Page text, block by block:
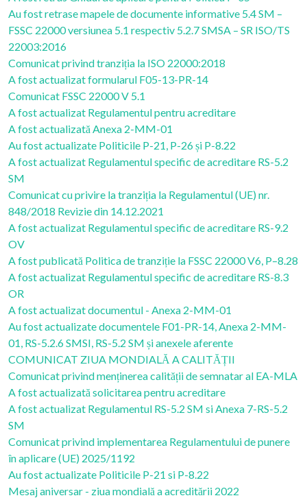
Au fost retrase mapele de documente informative 5.4 SM –
FSSC 22000 versiunea 5.1 respectiv 5.2.7 SMSA – SR ISO/TS
22003:2016
Comunicat privind tranziția la ISO 22000:2018
A fost actualizat formularul F05-13-PR-14
Comunicat FSSC 22000 V 5.1
A fost actualizat Regulamentul pentru acreditare
A fost actualizată Anexa 2-MM-01
Au fost actualizate Politicile P-21, P-26 și P-8.22
A fost actualizat Regulamentul specific de acreditare RS-5.2
SM
Comunicat cu privire la tranziția la Regulamentul (UE) nr.
848/2018 Revizie din 14.12.2021
A fost actualizat Regulamentul specific de acreditare RS-9.2
OV
A fost publicată Politica de tranziție la FSSC 22000 V6, P–8.28
A fost actualizat Regulamentul specific de acreditare RS-8.3
OR
A fost actualizat documentul - Anexa 2-MM-01
Au fost actualizate documentele F01-PR-14, Anexa 2-MM-
01, RS-5.2.6 SMSI, RS-5.2 SM și anexele aferente
COMUNICAT ZIUA MONDIALĂ A CALITĂȚII
Comunicat privind menținerea calității de semnatar al EA-MLA
A fost actualizată solicitarea pentru acreditare
A fost actualizat Regulamentul RS-5.2 SM si Anexa 7-RS-5.2
SM
Comunicat privind implementarea Regulamentului de punere
în aplicare (UE) 2025/1192
Au fost actualizate Politicile P-21 si P-8.22
Mesaj aniversar - ziua mondială a acreditării 2022